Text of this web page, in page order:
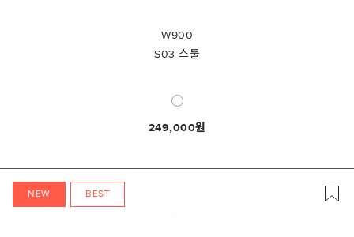
W900
S03 스툴
249,000
NEW BEST